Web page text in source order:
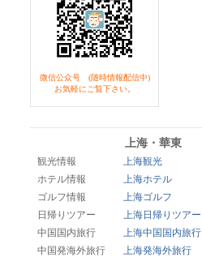
微信公众号 (随時情報配信中)
お気軽にご覧下さい。
上海・華東
観光情報 上海観光
ホテル情報
上海ホテル
ゴルフ情報
上海ゴルフ
日帰りツアー
上海日帰りツアー
中国国内旅行
上海中国国内旅行
中国発海外旅行
上海発海外旅行